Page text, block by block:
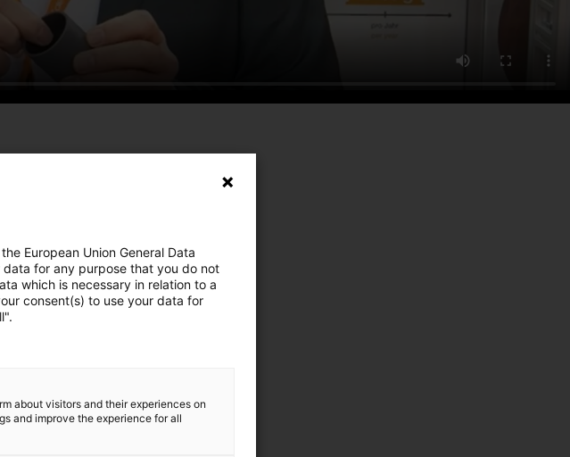
European Union General Data
data for any purpose that you do not
which is necessary in relation to a
consent(s) to use your data for
about visitors and their experiences on
and improve the experience for all